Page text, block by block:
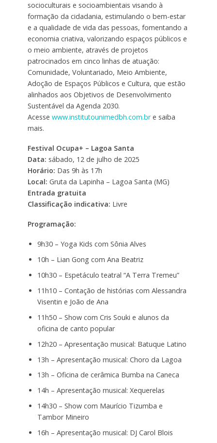
socioculturais e socioambientais visando à
formação da cidadania, estimulando o bem-estar
e a qualidade de vida das pessoas, fomentando a
economia criativa, valorizando espaços públicos e
o meio ambiente, através de projetos
patrocinados em cinco linhas de atuação:
Comunidade, Voluntariado, Meio Ambiente,
Adoção de Espaços Públicos e Cultura, que estão
alinhados aos Objetivos de Desenvolvimento
Sustentável da Agenda 2030.
Acesse www.institutounimedbh.com.bre saiba
mais.
Festival Ocupa+ – Lagoa Santa
Data: sábado, 12 de julho de 2025
Horário: Das 9h às 17h
Local: Gruta da Lapinha – Lagoa Santa (MG)
Entrada gratuita
Classificação indicativa: Livre
Programação:
9h30 – Yoga Kids com Sônia Alves
10h – Lian Gong com Ana Beatriz
10h30 – Espetáculo teatral “A Terra Tremeu”
11h10 – Contação de histórias com Alessandra
Visentin e João de Ana
11h50 – Show com Cris Souki e alunos da
oficina de canto popular
12h20 – Apresentação musical: Batuque Latino
13h – Apresentação musical: Choro da Lagoa
13h – Oficina de cerâmica Bumba na Caneca
14h – Apresentação musical: Xequerelas
14h30 – Show com Maurício Tizumba e
Tambor Mineiro
16h – Apresentação musical: DJ Carol Blois